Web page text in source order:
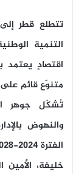
تتطلع قطر
اقتصادٍ يعتمد
تُشكّل جوهر
والنهوض
خليفة،